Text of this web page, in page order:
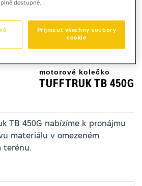
motorové kolečko
TUFFTRUK TB 450G
TB 450G nabízíme k pronájmu
materiálu v omezeném
terénu.
dostupné.
Přijmout všechny soubory
cookie